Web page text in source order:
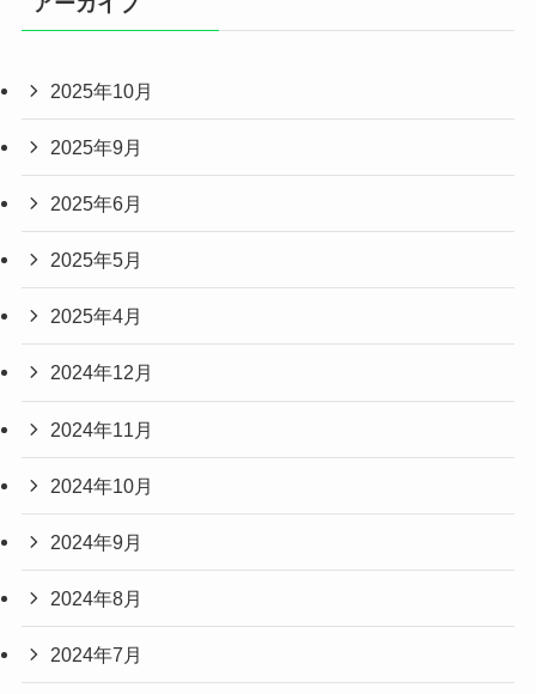
2025年10月
2025年9月
2025年6月
2025年5月
2025年4月
2024年12月
2024年11月
2024年10月
2024年9月
2024年8月
2024年7月